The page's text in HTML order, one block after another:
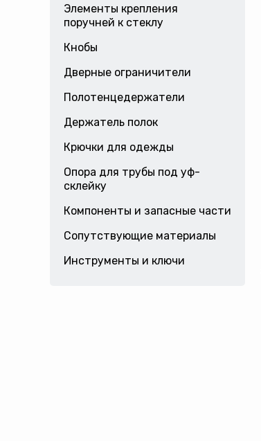
Элементы крепления
поручней к стеклу
Кнобы
Дверные ограничители
Полотенцедержатели
Держатель полок
Крючки для одежды
Опора для трубы под уф-
склейку
Компоненты и запасные части
Сопутствующие материалы
Инструменты и ключи